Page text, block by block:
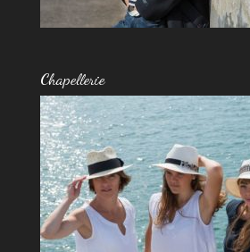
Chapellerie